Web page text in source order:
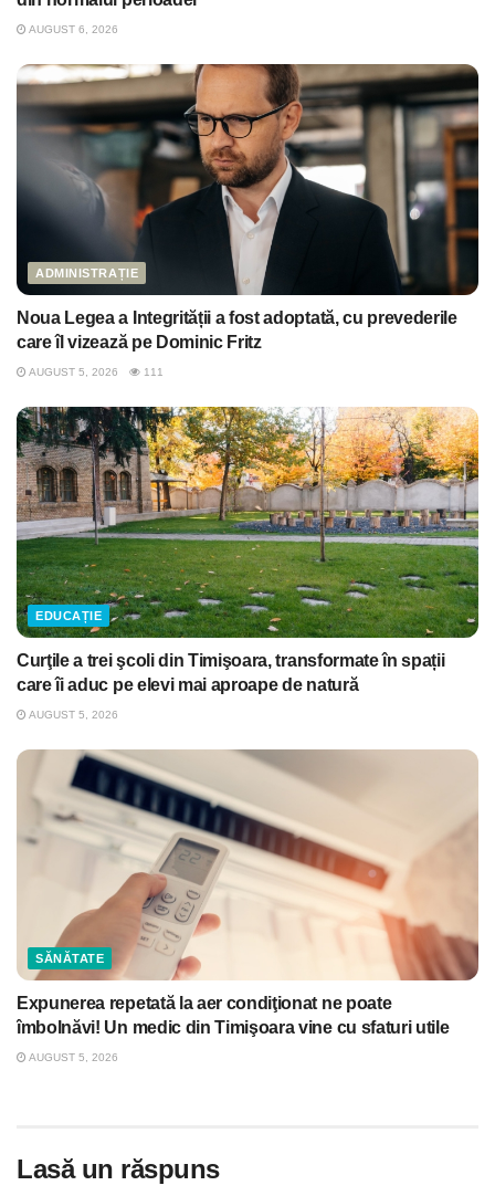
AUGUST 6, 2026
ADMINISTRAȚIE
Noua Legea a Integrității a fost adoptată, cu prevederile
care îl vizează pe Dominic Fritz
AUGUST 5, 2026 111
EDUCAȚIE
Curţile a trei şcoli din Timişoara, transformate în spații
care îi aduc pe elevi mai aproape de natură
AUGUST 5, 2026
SĂNĂTATE
Expunerea repetată la aer condiţionat ne poate
îmbolnăvi! Un medic din Timişoara vine cu sfaturi utile
AUGUST 5, 2026
Lasă un răspuns